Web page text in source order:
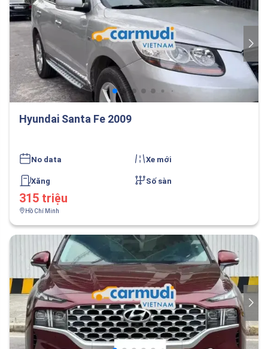
Hyundai Santa Fe 2009
No data Xe mới
Xăng Số sàn
315 triệu
Hồ Chí Minh